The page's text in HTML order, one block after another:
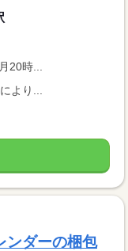
20時...
より...
ダーの梱包